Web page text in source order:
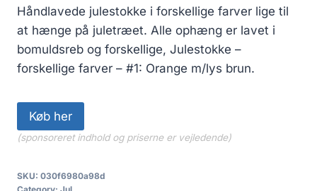
Håndlavede julestokke i forskellige farver lige til
at hænge på juletræet. Alle ophæng er lavet i
bomuldsreb og forskellige, Julestokke –
forskellige farver – #1: Orange m/lys brun.
Køb her
(sponsoreret indhold og priserne er vejledende)
SKU: 030f6980a98d